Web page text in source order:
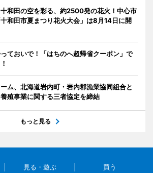
十和田の空を彩る、約2500発の花火！中心市
和田市夏まつり花火大会」は8月14日に開
ておいで！「はちのへ超帰省クーポン」で
ム、北海道岩内町・岩内郡漁業協同組合と
殖事業に関する三者協定を締結
もっと見る
見る・遊ぶ 買う